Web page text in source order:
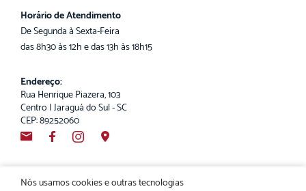
Nós usamos cookies e outras tecnologias
Horário de Atendimento
De Segunda à Sexta-Feira
das 8h30 às 12h e das 13h às 18h15
Endereço:
Rua Henrique Piazera, 103
Centro | Jaraguá do Sul - SC
CEP: 89252060